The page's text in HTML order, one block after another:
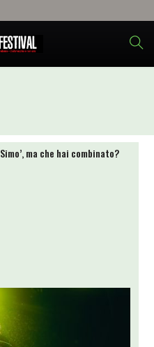
Simo’, ma che hai combinato?